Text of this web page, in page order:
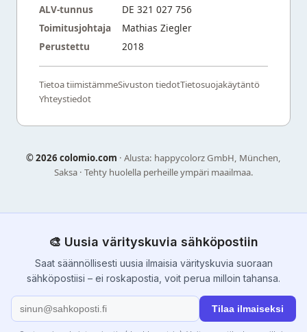
ALV-tunnus
DE 321 027 756
Toimitusjohtaja
Mathias Ziegler
Perustettu
2018
Tietoa tiimistämmeSivuston tiedotTietosuojakäytäntö
Yhteystiedot
©2026 colomio.com · Alusta: happycolorz GmbH, München,
Saksa · Tehty huolella perheille ympäri maailmaa.
🎨 Uusia värityskuvia sähköpostiin
Saat säännöllisesti uusia ilmaisia värityskuvia suoraan
sähköpostiisi – ei roskapostia, voit perua milloin tahansa.
Tilaa ilmaiseksi